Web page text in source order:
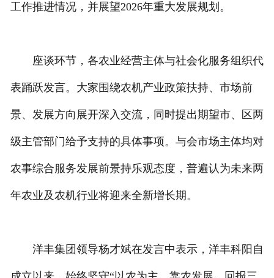
工作推进情况，并展望2026年重大发展规划。
座谈环节，各农业经营主体与社会化服务组织代
表踊跃发言。大家围绕农机产业政策扶持、市场前
景、发展方向展开深入交流，同时提出期望市、区两
级主管部门给予支持的具体事项。与会市场主体均对
农事综合服务发展前景持乐观态度，普遍认为未来两
年农业及农机行业将迎来全新增长期。
洋丰集团领导杨才斌在发言中表示，洋丰科阳自